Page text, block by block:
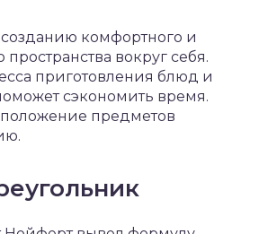
комфортного и
вокруг себя.
приготовления блюд и
сэкономить время.
предметов